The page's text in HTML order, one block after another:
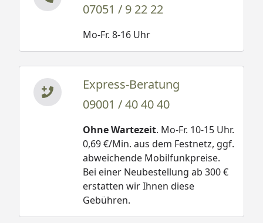
07051 / 9 22 22
Mo-Fr. 8-16 Uhr
Express-Beratung
09001 / 40 40 40
Ohne Wartezeit. Mo-Fr. 10-15 Uhr.
0,69 €/Min. aus dem Festnetz, ggf.
abweichende Mobilfunkpreise.
Bei einer Neubestellung ab 300 €
erstatten wir Ihnen diese
Gebühren.